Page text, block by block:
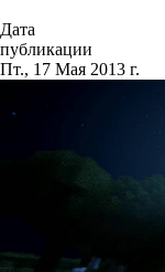
Дата
публикации
Пт., 17 Мая 2013 г.